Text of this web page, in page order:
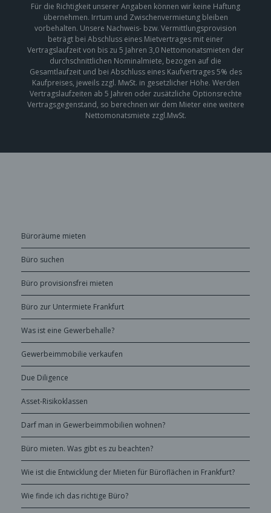
Für die Richtigkeit unserer Angaben können wir keine Haftung
übernehmen. Irrtum und Zwischenvermietung bleiben
vorbehalten. Unsere Nachweis- bzw. Vermittlungsprovision
beträgt bei Abschluss eines Mietvertrages mit einer
Vertragslaufzeit von bis zu 5 Jahren 3,0 Nettomonatsmieten der
durchschnittlichen Nominalmiete, bezogen auf die
Gesamtlaufzeit und bei Abschluss eines Kaufvertrages 5% des
Kaufpreises, jeweils zzgl. MwSt. in gesetzlicher Höhe. Werden
Vertragslaufzeiten ab 5 Jahren oder zusätzliche Optionsrechte
Vertragsgegenstand, so berechnen wir dem Mieter eine weitere
Nettomonatsmiete zzgl.MwSt.
Büroräume mieten
Büro suchen
Büro provisionsfrei mieten
Büro zur Untermiete Frankfurt
Was ist eine Gewerbehalle?
Gewerbeimmobilie verkaufen
Due Diligence
Asset-Risikoklassen
Darf man in Gewerbeimmobilien wohnen?
Büro mieten. Was gibt es zu beachten?
Wie ist die Entwicklung der Mieten für Büroflächen in Frankfurt?
Wie finde ich das richtige Büro?